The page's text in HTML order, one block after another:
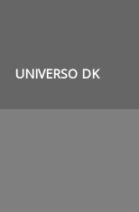
UNIVERSO DK